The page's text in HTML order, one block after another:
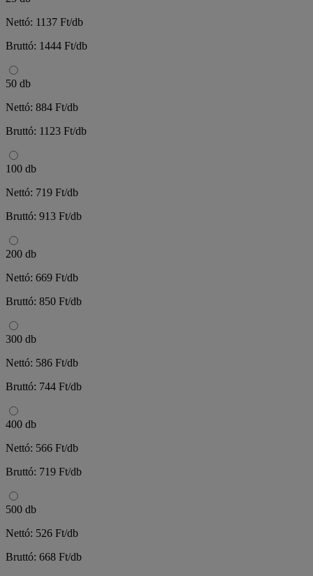
Nettó: 1137 Ft/db
Bruttó: 1444 Ft/db
50 db
Nettó: 884 Ft/db
Bruttó: 1123 Ft/db
100 db
Nettó: 719 Ft/db
Bruttó: 913 Ft/db
200 db
Nettó: 669 Ft/db
Bruttó: 850 Ft/db
300 db
Nettó: 586 Ft/db
Bruttó: 744 Ft/db
400 db
Nettó: 566 Ft/db
Bruttó: 719 Ft/db
500 db
Nettó: 526 Ft/db
Bruttó: 668 Ft/db